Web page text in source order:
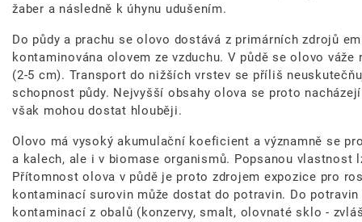
žaber a následně k úhynu udušením.
Do půdy a prachu se olovo dostává z primárních zdrojů
kontaminována olovem ze vzduchu. V půdě se olovo
(2-5 cm). Transport do nižších vrstev se příliš
schopnost půdy. Nejvyšší obsahy olova se proto
však mohou dostat hlouběji.
Olovo má vysoký akumulační koeficient a významně se
a kalech, ale i v biomase organismů. Popsanou vlastnost
Přítomnost olova v půdě je proto zdrojem expozice pro
kontaminací surovin může dostat do potravin. Do
kontaminací z obalů (konzervy, smalt, olovnaté sklo -